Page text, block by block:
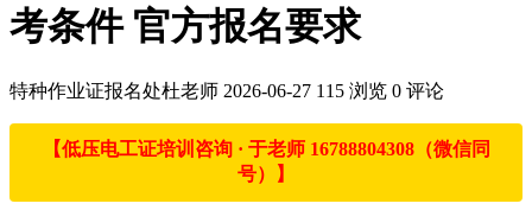
考条件 官方报名要求
特种作业证报名处杜老师 2026-06-27 115 浏览 0 评论
【低压电工证培训咨询 · 于老师 16788804308（微信同
号）】